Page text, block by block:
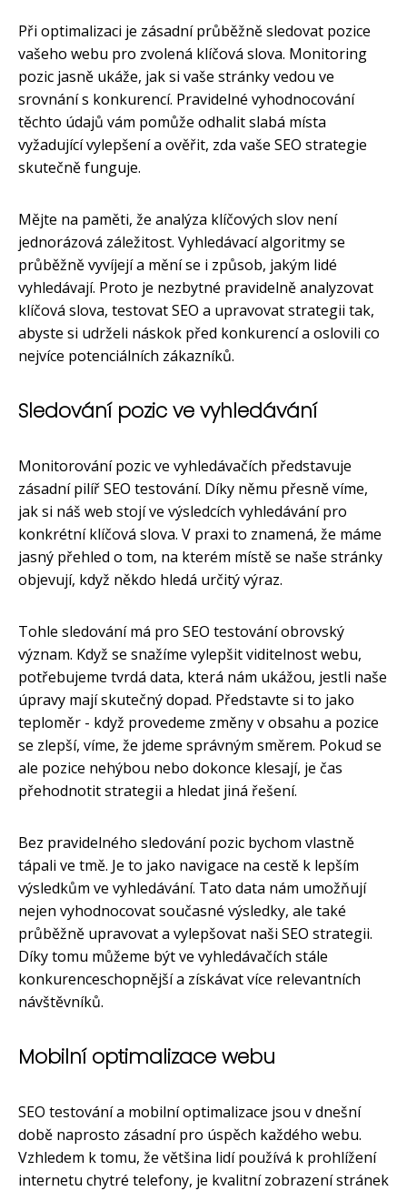
Při optimalizaci je zásadní průběžně sledovat pozice
vašeho webu pro zvolená klíčová slova. Monitoring
pozic jasně ukáže, jak si vaše stránky vedou ve
srovnání s konkurencí. Pravidelné vyhodnocování
těchto údajů vám pomůže odhalit slabá místa
vyžadující vylepšení a ověřit, zda vaše SEO strategie
skutečně funguje.
Mějte na paměti, že analýza klíčových slov není
jednorázová záležitost. Vyhledávací algoritmy se
průběžně vyvíjejí a mění se i způsob, jakým lidé
vyhledávají. Proto je nezbytné pravidelně analyzovat
klíčová slova, testovat SEO a upravovat strategii tak,
abyste si udrželi náskok před konkurencí a oslovili co
nejvíce potenciálních zákazníků.
Sledování pozic ve vyhledávání
Monitorování pozic ve vyhledávačích představuje
zásadní pilíř SEO testování. Díky němu přesně víme,
jak si náš web stojí ve výsledcích vyhledávání pro
konkrétní klíčová slova. V praxi to znamená, že máme
jasný přehled o tom, na kterém místě se naše stránky
objevují, když někdo hledá určitý výraz.
Tohle sledování má pro SEO testování obrovský
význam. Když se snažíme vylepšit viditelnost webu,
potřebujeme tvrdá data, která nám ukážou, jestli naše
úpravy mají skutečný dopad. Představte si to jako
teploměr - když provedeme změny v obsahu a pozice
se zlepší, víme, že jdeme správným směrem. Pokud se
ale pozice nehýbou nebo dokonce klesají, je čas
přehodnotit strategii a hledat jiná řešení.
Bez pravidelného sledování pozic bychom vlastně
tápali ve tmě. Je to jako navigace na cestě k lepším
výsledkům ve vyhledávání. Tato data nám umožňují
nejen vyhodnocovat současné výsledky, ale také
průběžně upravovat a vylepšovat naši SEO strategii.
Díky tomu můžeme být ve vyhledávačích stále
konkurenceschopnější a získávat více relevantních
návštěvníků.
Mobilní optimalizace webu
SEO testování a mobilní optimalizace jsou v dnešní
době naprosto zásadní pro úspěch každého webu.
Vzhledem k tomu, že většina lidí používá k prohlížení
internetu chytré telefony, je kvalitní zobrazení stránek